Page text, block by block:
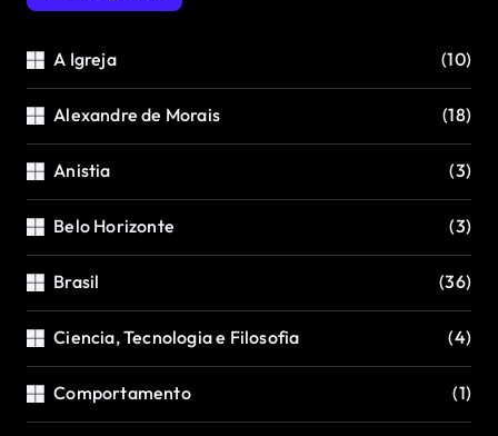
A Igreja (10)
Alexandre de Morais (18)
Anistia (3)
Belo Horizonte (3)
Brasil (36)
Ciencia, Tecnologia e Filosofia (4)
Comportamento (1)